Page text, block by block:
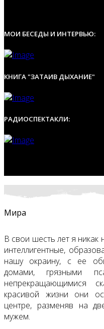
МОИ БЕСЕДЫ И ИНТЕРВЬЮ:
КНИГА "ЗАТАИВ ДЫХАНИЕ"
РАДИОСПЕКТАКЛИ:
Мира
В свои шесть лет я никак
интеллигентные,
нашу окраину, с ее
домами, грязными
непрекращающимися
красивой жизни они
центре, разменяв на
мужем.